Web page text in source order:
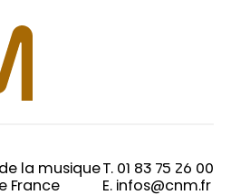
la musique
France
T. 01 83 75 26 00
E. infos@cnm.fr